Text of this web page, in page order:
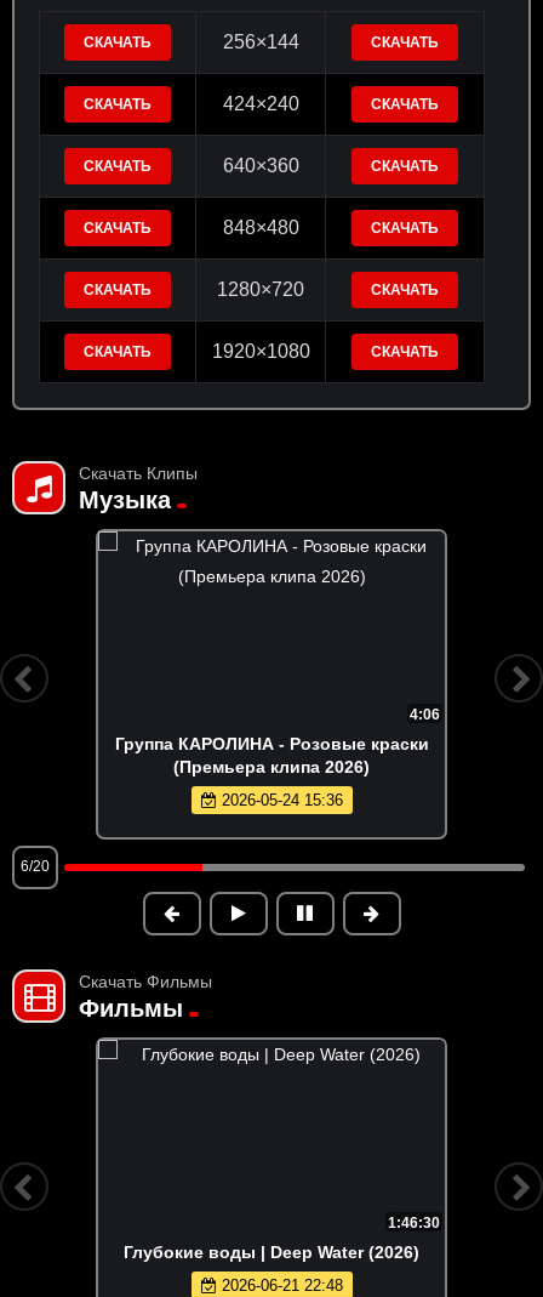
СКАЧАТЬ 256×144 СКАЧАТЬ
СКАЧАТЬ 424×240 СКАЧАТЬ
СКАЧАТЬ 640×360 СКАЧАТЬ
СКАЧАТЬ 848×480 СКАЧАТЬ
СКАЧАТЬ 1280×720 СКАЧАТЬ
СКАЧАТЬ 1920×1080 СКАЧАТЬ
Скачать Клипы
Музыка
Misty - Летай (Премьера клипа 2026)
2026-06-02 13:00
7/20
Скачать Фильмы
Фильмы
1:46:30
Глубокие воды | Deep Water (2026)
2026-06-21 22:48